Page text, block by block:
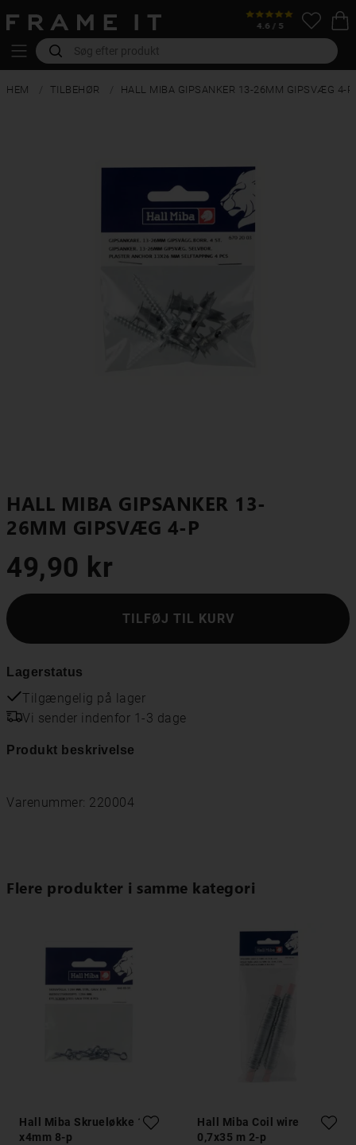
HEM TILBEHØR HALL MIBA GIPSANKER 13-26MM GIPSVÆG 4-P
HALL MIBA GIPSANKER 13-
26MM GIPSVÆG 4-P
49,90 kr
TILFØJ TIL KURV
Lagerstatus
Tilgængelig på lager
Vi sender indenfor 1-3 dage
Produkt beskrivelse
Varenummer: 220004
Flere produkter i samme kategori
Hall Miba Skrueløkke 12
x4mm 8-p
Hall Miba Coil wire
0,7x35 m 2-p